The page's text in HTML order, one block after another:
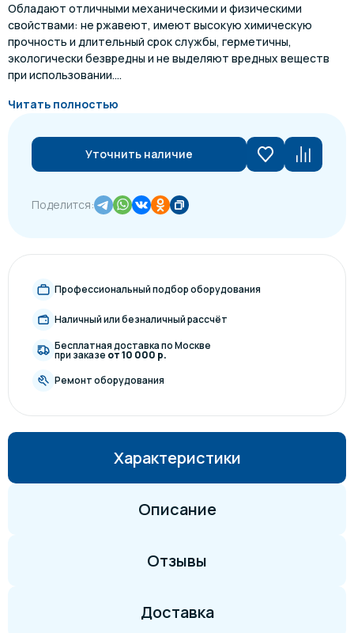
Обладают отличными механическими и физическими
свойствами: не ржавеют, имеют высокую химическую
прочность и длительный срок службы, герметичны,
экологически безвредны и не выделяют вредных веществ
при использовании....
Читать полностью
Уточнить наличие
Поделится:
Профессиональный подбор оборудования
Наличный или безналичный рассчёт
Бесплатная доставка по Москве
при заказе от 10 000 р.
Ремонт оборудования
Характеристики
Описание
Отзывы
Доставка